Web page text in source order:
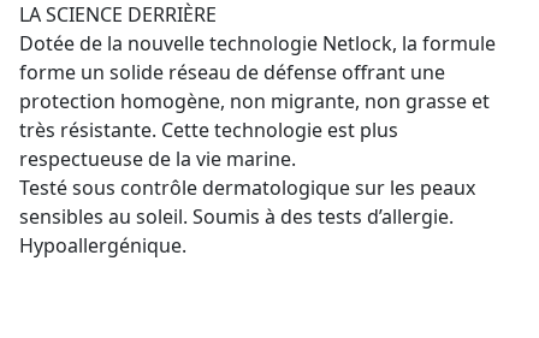
LA SCIENCE DERRIÈRE
Dotée de la nouvelle technologie Netlock, la formule
forme un solide réseau de défense offrant une
protection homogène, non migrante, non grasse et
très résistante. Cette technologie est plus
respectueuse de la vie marine.
Testé sous contrôle dermatologique sur les peaux
sensibles au soleil. Soumis à des tests d’allergie.
Hypoallergénique.